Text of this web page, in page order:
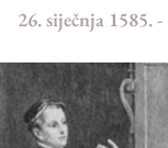
26. siječnja 1585.-